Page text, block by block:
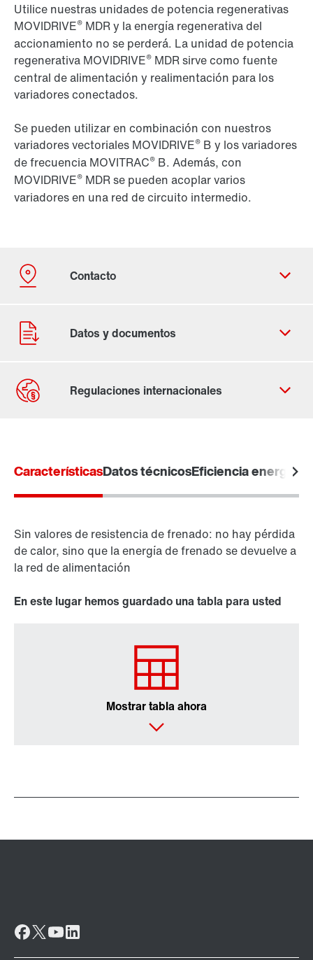
Utilice nuestras unidades de potencia regenerativas
MOVIDRIVE® MDR y la energía regenerativa del
accionamiento no se perderá. La unidad de potencia
regenerativa MOVIDRIVE® MDR sirve como fuente
central de alimentación y realimentación para los
variadores conectados.
Se pueden utilizar en combinación con nuestros
variadores vectoriales MOVIDRIVE® B y los variadores
de frecuencia MOVITRAC® B. Además, con
MOVIDRIVE® MDR se pueden acoplar varios
variadores en una red de circuito intermedio.
variador vectorial
Variadores de frecuencia
CaracterísticasDatos técnicosEficiencia
Sin valores de resistencia de frenado: no hay pérdida
de calor, sino que la energía de frenado se devuelve a
la red de alimentación
En este lugar hemos guardado una tabla para usted
Mostrar tabla ahora